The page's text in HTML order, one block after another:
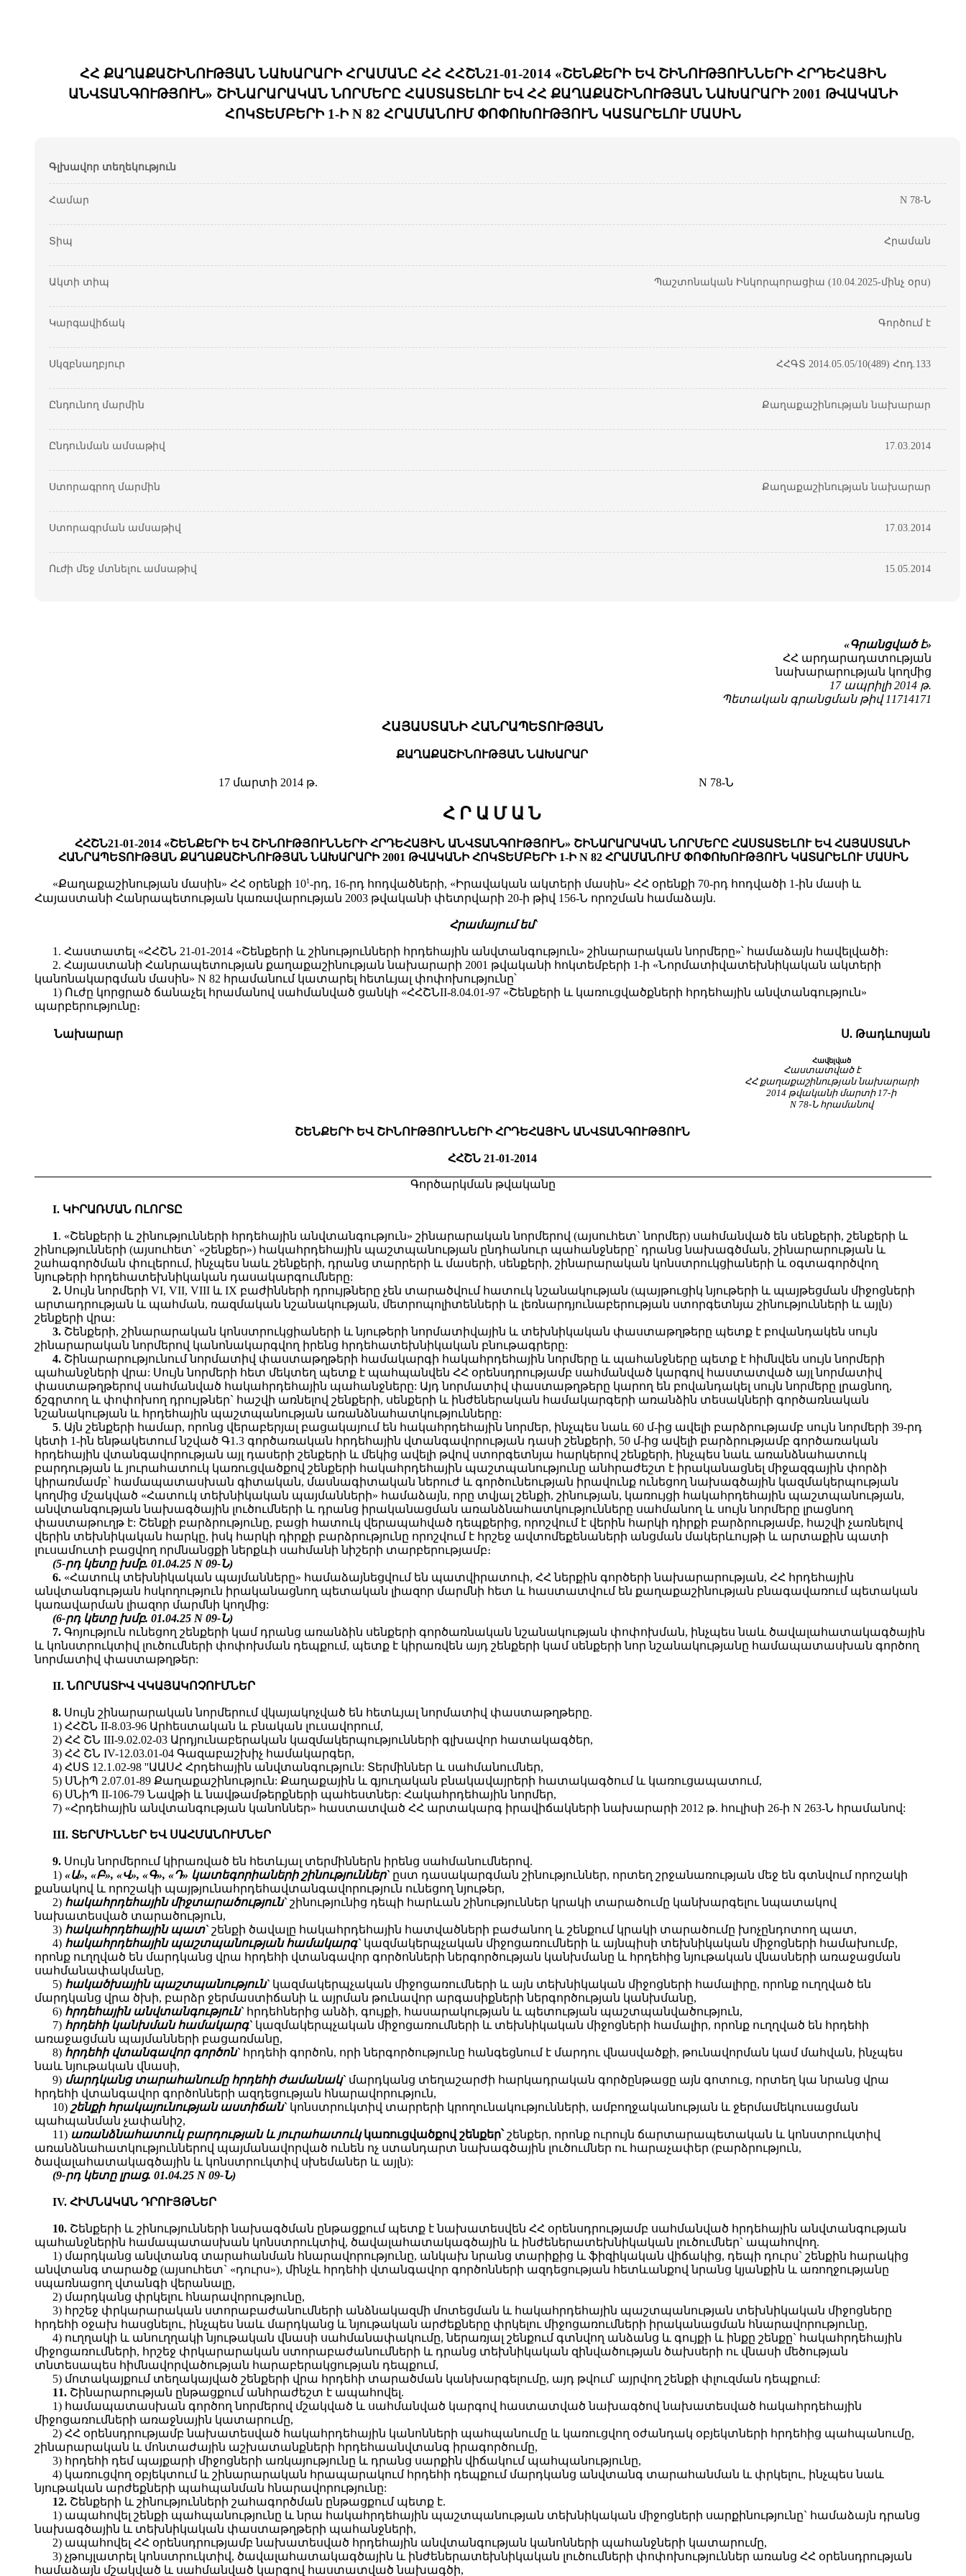
ՀՀ ՔԱՂԱՔԱՇԻՆՈՒԹՅԱՆ ՆԱԽԱՐԱՐԻ ՀՐԱՄԱՆԸ ՀՀ ՀՀՇՆ21-01-2014 «ՇԵՆՔԵՐԻ ԵՎ ՇԻՆՈՒԹՅՈՒՆՆԵՐԻ ՀՐԴԵՀԱՅԻՆ
ԱՆՎՏԱՆԳՈՒԹՅՈՒՆ» ՇԻՆԱՐԱՐԱԿԱՆ ՆՈՐՄԵՐԸ ՀԱՍՏԱՏԵԼՈՒ ԵՎ ՀՀ ՔԱՂԱՔԱՇԻՆՈՒԹՅԱՆ ՆԱԽԱՐԱՐԻ 2001 ԹՎԱԿԱՆԻ
ՀՈԿՏԵՄԲԵՐԻ 1-Ի N 82 ՀՐԱՄԱՆՈՒՄ ՓՈՓՈԽՈՒԹՅՈՒՆ ԿԱՏԱՐԵԼՈՒ ՄԱՍԻՆ
Գլխավոր տեղեկություն
Համար N 78-Ն
Տիպ Հրաման
Ակտի տիպ Պաշտոնական Ինկորպորացիա (10.04.2025-մինչ օրս)
Կարգավիճակ Գործում է
Սկզբնաղբյուր ՀՀԳՏ 2014.05.05/10(489) Հոդ.133
Ընդունող մարմին Քաղաքաշինության նախարար
Ընդունման ամսաթիվ 17.03.2014
Ստորագրող մարմին Քաղաքաշինության նախարար
Ստորագրման ամսաթիվ 17.03.2014
Ուժի մեջ մտնելու ամսաթիվ 15.05.2014
«Գրանցված է»
ՀՀ արդարադատության
նախարարության կողմից
17 ապրիլի 2014 թ.
Պետական գրանցման թիվ 11714171
ՀԱՅԱՍՏԱՆԻ ՀԱՆՐԱՊԵՏՈՒԹՅԱՆ
ՔԱՂԱՔԱՇԻՆՈՒԹՅԱՆ ՆԱԽԱՐԱՐ
17 մարտի 2014 թ. N 78-Ն
Հ Ր Ա Մ Ա Ն
ՀՀՇՆ21-01-2014 «ՇԵՆՔԵՐԻ ԵՎ ՇԻՆՈՒԹՅՈՒՆՆԵՐԻ ՀՐԴԵՀԱՅԻՆ ԱՆՎՏԱՆԳՈՒԹՅՈՒՆ» ՇԻՆԱՐԱՐԱԿԱՆ ՆՈՐՄԵՐԸ ՀԱՍՏԱՏԵԼՈՒ ԵՎ ՀԱՅԱՍՏԱՆԻ
ՀԱՆՐԱՊԵՏՈՒԹՅԱՆ ՔԱՂԱՔԱՇԻՆՈՒԹՅԱՆ ՆԱԽԱՐԱՐԻ 2001 ԹՎԱԿԱՆԻ ՀՈԿՏԵՄԲԵՐԻ 1-Ի N 82 ՀՐԱՄԱՆՈՒՄ ՓՈՓՈԽՈՒԹՅՈՒՆ ԿԱՏԱՐԵԼՈՒ ՄԱՍԻՆ
«Քաղաքաշինության մասին» ՀՀ օրենքի 101-րդ, 16-րդ հոդվածների, «Իրավական ակտերի մասին» ՀՀ օրենքի 70-րդ հոդվածի 1-ին մասի և
Հայաստանի Հանրապետության կառավարության 2003 թվականի փետրվարի 20-ի թիվ 156-Ն որոշման համաձայն.
Հրամայում եմ`
1. Հաստատել «ՀՀՇՆ 21-01-2014 «Շենքերի և շինությունների հրդեհային անվտանգություն» շինարարական նորմերը»՝ համաձայն հավելվածի։
2. Հայաստանի Հանրապետության քաղաքաշինության նախարարի 2001 թվականի հոկտեմբերի 1-ի «Նորմատիվատեխնիկական ակտերի
կանոնակարգման մասին» N 82 հրամանում կատարել հետևյալ փոփոխությունը՝
1) Ուժը կորցրած ճանաչել հրամանով սահմանված ցանկի «ՀՀՇՆII-8.04.01-97 «Շենքերի և կառուցվածքների հրդեհային անվտանգություն»
պարբերությունը։
Նախարար Ս. Թադևոսյան
Հավելված
Հաստատված է
ՀՀ քաղաքաշինության նախարարի
2014 թվականի մարտի 17-ի
N 78-Ն հրամանով
ՇԵՆՔԵՐԻ ԵՎ ՇԻՆՈՒԹՅՈՒՆՆԵՐԻ ՀՐԴԵՀԱՅԻՆ ԱՆՎՏԱՆԳՈՒԹՅՈՒՆ
ՀՀՇՆ 21-01-2014
Գործարկման թվականը
I. ԿԻՐԱՌՄԱՆ ՈԼՈՐՏԸ
1. «Շենքերի և շինությունների հրդեհային անվտանգություն» շինարարական նորմերով (այսուհետ` նորմեր) սահմանված են սենքերի, շենքերի և
շինությունների (այսուհետ` «շենքեր») հակահրդեհային պաշտպանության ընդհանուր պահանջները` դրանց նախագծման, շինարարության և
շահագործման փուլերում, ինչպես նաև շենքերի, դրանց տարրերի և մասերի, սենքերի, շինարարական կոնստրուկցիաների և օգտագործվող
նյութերի հրդեհատեխնիկական դասակարգումները:
2. Սույն նորմերի VI, VII, VIII և IX բաժինների դրույթները չեն տարածվում հատուկ նշանակության (պայթուցիկ նյութերի և պայթեցման միջոցների
արտադրության և պահման, ռազմական նշանակության, մետրոպոլիտենների և լեռնարդյունաբերության ստորգետնյա շինությունների և այլն)
շենքերի վրա:
3. Շենքերի, շինարարական կոնստրուկցիաների և նյութերի նորմատիվային և տեխնիկական փաստաթղթերը պետք է բովանդակեն սույն
շինարարական նորմերով կանոնակարգվող իրենց հրդեհատեխնիկական բնութագրերը:
4. Շինարարությունում նորմատիվ փաստաթղթերի համակարգի հակահրդեհային նորմերը և պահանջները պետք է հիմնվեն սույն նորմերի
պահանջների վրա: Սույն նորմերի հետ մեկտեղ պետք է պահպանվեն ՀՀ օրենսդրությամբ սահմանված կարգով հաստատված այլ նորմատիվ
փաստաթղթերով սահմանված հակահրդեհային պահանջները: Այդ նորմատիվ փաստաթղթերը կարող են բովանդակել սույն նորմերը լրացնող,
ճշգրտող և փոփոխող դրույթներ` հաշվի առնելով շենքերի, սենքերի և ինժեներական համակարգերի առանձին տեսակների գործառնական
նշանակության և հրդեհային պաշտպանության առանձնահատկությունները:
5. Այն շենքերի համար, որոնց վերաբերյալ բացակայում են հակահրդեհային նորմեր, ինչպես նաև 60 մ-ից ավելի բարձրությամբ սույն նորմերի 39-րդ
կետի 1-ին ենթակետում նշված Գ1.3 գործառական հրդեհային վտանգավորության դասի շենքերի, 50 մ-ից ավելի բարձրությամբ գործառական
հրդեհային վտանգավորության այլ դասերի շենքերի և մեկից ավելի թվով ստորգետնյա հարկերով շենքերի, ինչպես նաև առանձնահատուկ
բարդության և յուրահատուկ կառուցվածքով շենքերի հակահրդեհային պաշտպանությունը անհրաժեշտ է իրականացնել միջազգային փորձի
կիրառմամբ՝ համապատասխան գիտական, մասնագիտական ներուժ և գործունեության իրավունք ունեցող նախագծային կազմակերպության
կողմից մշակված «Հատուկ տեխնիկական պայմանների» համաձայն, որը տվյալ շենքի, շինության, կառույցի հակահրդեհային պաշտպանության,
անվտանգության նախագծային լուծումների և դրանց իրականացման առանձնահատկությունները սահմանող և սույն նորմերը լրացնող
փաստաթուղթ է: Շենքի բարձրությունը, բացի հատուկ վերապահված դեպքերից, որոշվում է վերին հարկի դիրքի բարձրությամբ, հաշվի չառնելով
վերին տեխնիկական հարկը, իսկ հարկի դիրքի բարձրությունը որոշվում է հրշեջ ավտոմեքենաների անցման մակերևույթի և արտաքին պատի
լուսամուտի բացվող որմնանցքի ներքևի սահմանի նիշերի տարբերությամբ։
(5-րդ կետը խմբ. 01.04.25 N 09-Ն)
6. «Հատուկ տեխնիկական պայմանները» համաձայնեցվում են պատվիրատուի, ՀՀ ներքին գործերի նախարարության, ՀՀ հրդեհային
անվտանգության հսկողություն իրականացնող պետական լիազոր մարմնի հետ և հաստատվում են քաղաքաշինության բնագավառում պետական
կառավարման լիազոր մարմնի կողմից:
(6-րդ կետը խմբ. 01.04.25 N 09-Ն)
7. Գոյություն ունեցող շենքերի կամ դրանց առանձին սենքերի գործառնական նշանակության փոփոխման, ինչպես նաև ծավալահատակագծային
և կոնստրուկտիվ լուծումների փոփոխման դեպքում, պետք է կիրառվեն այդ շենքերի կամ սենքերի նոր նշանակությանը համապատասխան գործող
նորմատիվ փաստաթղթեր:
II. ՆՈՐՄԱՏԻՎ ՎԿԱՅԱԿՈՉՈՒՄՆԵՐ
8. Սույն շինարարական նորմերում վկայակոչված են հետևյալ նորմատիվ փաստաթղթերը.
1) ՀՀՇՆ II-8.03-96 Արհեստական և բնական լուսավորում,
2) ՀՀ ՇՆ III-9.02.02-03 Արդյունաբերական կազմակերպությունների գլխավոր հատակագծեր,
3) ՀՀ ՇՆ IV-12.03.01-04 Գազաբաշխիչ համակարգեր,
4) ՀՍՏ 12.1.02-98 ''ԱԱՍՀ Հրդեհային անվտանգություն: Տերմիններ և սահմանումներ,
5) ՍՆիՊ 2.07.01-89 Քաղաքաշինություն: Քաղաքային և գյուղական բնակավայրերի հատակագծում և կառուցապատում,
6) ՍՆիՊ II-106-79 Նավթի և նավթամթերքների պահեստներ: Հակահրդեհային նորմեր,
7) «Հրդեհային անվտանգության կանոններ» հաստատված ՀՀ արտակարգ իրավիճակների նախարարի 2012 թ. հուլիսի 26-ի N 263-Ն հրամանով:
III. ՏԵՐՄԻՆՆԵՐ ԵՎ ՍԱՀՄԱՆՈՒՄՆԵՐ
9. Սույն նորմերում կիրառված են հետևյալ տերմիններն իրենց սահմանումներով.
1) «Ա», «Բ», «Վ», «Գ», «Դ» կատեգորիաների շինություններ` ըստ դասակարգման շինություններ, որտեղ շրջանառության մեջ են գտնվում որոշակի
քանակով և որոշակի պայթյունահրդեհավտանգավորություն ունեցող նյութեր,
2) հակահրդեհային միջտարածություն` շինությունից դեպի հարևան շինություններ կրակի տարածումը կանխարգելու նպատակով
նախատեսված տարածություն,
3) հակահրդեհային պատ` շենքի ծավալը հակահրդեհային հատվածների բաժանող և շենքում կրակի տարածումը խոչընդոտող պատ,
4) հակահրդեհային պաշտպանության համակարգ` կազմակերպչական միջոցառումների և այնպիսի տեխնիկական միջոցների համախումբ,
որոնք ուղղված են մարդկանց վրա հրդեհի վտանգավոր գործոնների ներգործության կանխմանը և հրդեհից նյութական վնասների առաջացման
սահմանափակմանը,
5) հակածխային պաշտպանություն` կազմակերպչական միջոցառումների և այն տեխնիկական միջոցների համալիրը, որոնք ուղղված են
մարդկանց վրա ծխի, բարձր ջերմաստիճանի և այրման թունավոր արգասիքների ներգործության կանխմանը,
6) հրդեհային անվտանգություն` հրդեհներից անձի, գույքի, հասարակության և պետության պաշտպանվածություն,
7) հրդեհի կանխման համակարգ` կազմակերպչական միջոցառումների և տեխնիկական միջոցների համալիր, որոնք ուղղված են հրդեհի
առաջացման պայմանների բացառմանը,
8) հրդեհի վտանգավոր գործոն` հրդեհի գործոն, որի ներգործությունը հանգեցնում է մարդու վնասվածքի, թունավորման կամ մահվան, ինչպես
նաև նյութական վնասի,
9) մարդկանց տարահանումը հրդեհի ժամանակ` մարդկանց տեղաշարժի հարկադրական գործընթացը այն գոտուց, որտեղ կա նրանց վրա
հրդեհի վտանգավոր գործոնների ազդեցության հնարավորություն,
10) շենքի հրակայունության աստիճան` կոնստրուկտիվ տարրերի կրողունակությունների, ամբողջականության և ջերմամեկուսացման
պահպանման չափանիշ,
11) առանձնահատուկ բարդության և յուրահատուկկառուցվածքով շենքեր՝շենքեր, որոնք ուրույն ճարտարապետական և կոնստրուկտիվ
առանձնահատկություններով պայմանավորված ունեն ոչ ստանդարտ նախագծային լուծումներ ու հարաչափեր (բարձրություն,
ծավալահատակագծային և կոնստրուկտիվ սխեմաներ և այլն):
(9-րդ կետը լրաց. 01.04.25 N 09-Ն)
IV. ՀԻՄՆԱԿԱՆ ԴՐՈՒՅԹՆԵՐ
10. Շենքերի և շինությունների նախագծման ընթացքում պետք է նախատեսվեն ՀՀ օրենսդրությամբ սահմանված հրդեհային անվտանգության
պահանջներին համապատասխան կոնստրուկտիվ, ծավալահատակագծային և ինժեներատեխնիկական լուծումներ` ապահովող.
1) մարդկանց անվտանգ տարահանման հնարավորությունը, անկախ նրանց տարիքից և ֆիզիկական վիճակից, դեպի դուրս` շենքին հարակից
անվտանգ տարածք (այսուհետ` «դուրս»), մինչև հրդեհի վտանգավոր գործոնների ազդեցության հետևանքով նրանց կյանքին և առողջությանը
սպառնացող վտանգի վերանալը,
2) մարդկանց փրկելու հնարավորությունը,
3) հրշեջ փրկարարական ստորաբաժանումների անձնակազմի մոտեցման և հակահրդեհային պաշտպանության տեխնիկական միջոցները
հրդեհի օջախ հասցնելու, ինչպես նաև մարդկանց և նյութական արժեքները փրկելու միջոցառումների իրականացման հնարավորությունը,
4) ուղղակի և անուղղակի նյութական վնասի սահմանափակումը, ներառյալ շենքում գտնվող անձանց և գույքի և ինքը շենքը` հակահրդեհային
միջոցառումների, հրշեջ փրկարարական ստորաբաժանումների և դրանց տեխնիկական զինվածության ծախսերի ու վնասի մեծության
տնտեսապես հիմնավորվածության հարաբերակցության դեպքում,
5) մոտակայքում տեղակայված շենքերի վրա հրդեհի տարածման կանխարգելումը, այդ թվում՝ այրվող շենքի փլուզման դեպքում:
11. Շինարարության ընթացքում անհրաժեշտ է ապահովել.
1) համապատասխան գործող նորմերով մշակված և սահմանված կարգով հաստատված նախագծով նախատեսված հակահրդեհային
միջոցառումների առաջնային կատարումը,
2) ՀՀ օրենսդրությամբ նախատեսված հակահրդեհային կանոնների պահպանումը և կառուցվող օժանդակ օբյեկտների հրդեհից պահպանումը,
շինարարական և մոնտաժային աշխատանքների հրդեհաանվտանգ իրագործումը,
3) հրդեհի դեմ պայքարի միջոցների առկայությունը և դրանց սարքին վիճակում պահպանությունը,
4) կառուցվող օբյեկտում և շինարարական հրապարակում հրդեհի դեպքում մարդկանց անվտանգ տարահանման և փրկելու, ինչպես նաև
նյութական արժեքների պահպանման հնարավորությունը:
12. Շենքերի և շինությունների շահագործման ընթացքում պետք է.
1) ապահովել շենքի պահպանությունը և նրա հակահրդեհային պաշտպանության տեխնիկական միջոցների սարքինությունը` համաձայն դրանց
նախագծային և տեխնիկական փաստաթղթերի պահանջների,
2) ապահովել ՀՀ օրենսդրությամբ նախատեսված հրդեհային անվտանգության կանոնների պահանջների կատարումը,
3) չթույլատրել կոնստրուկտիվ, ծավալահատակագծային և ինժեներատեխնիկական լուծումների փոփոխություններ առանց ՀՀ օրենսդրության
համաձայն մշակված և սահմանված կարգով հաստատված նախագծի,